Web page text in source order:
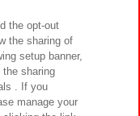
ご質問・お問い合わせ
the opt-out
the sharing of
setup banner,
sharing
. If you
manage your